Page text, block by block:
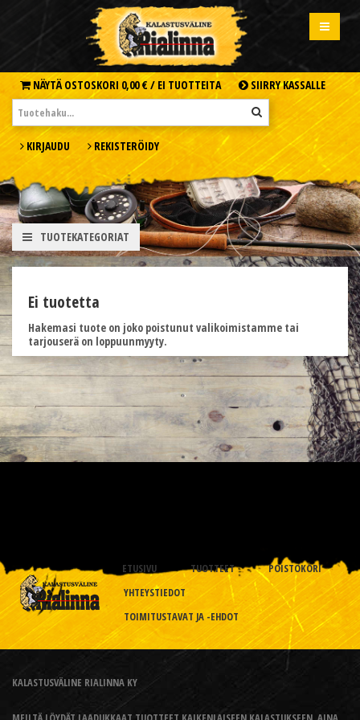
NÄYTÄ OSTOSKORI 0,00 € / EI TUOTTEITA SIIRRY KASSALLE
KIRJAUDU REKISTERÖIDY
TUOTEKATEGORIAT
Ei tuotetta
Hakemasi tuote on joko poistunut valikoimistamme tai
tarjouserä on loppuunmyyty.
ETUSIVU TUOTTEET
POISTOKORI
YHTEYSTIEDOT
TOIMITUSTAVAT JA -EHDOT
KALASTUSVÄLINE RIALINNA KY